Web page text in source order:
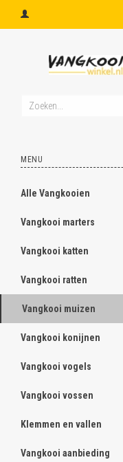
MENU
Alle Vangkooien
Vangkooi marters
Vangkooi katten
Vangkooi ratten
Vangkooi muizen
Vangkooi konijnen
Vangkooi vogels
Vangkooi vossen
Klemmen en vallen
Vangkooi aanbieding
ghost
ghost
ghost
ghost
ghost
ghost
ghost
ghost
ghost
ghost